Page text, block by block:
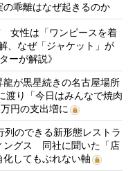
乖離はなぜ起きるのか
女性は「ワンピースを着
、なぜ「ジャケット」が
ーが解説》
龍が黒星続きの名古屋場所
渡り「今日はみんなで焼肉
円の支出増に
列のできる新形態レストラ
ングス 同社に聞いた「店
してもぶれない軸